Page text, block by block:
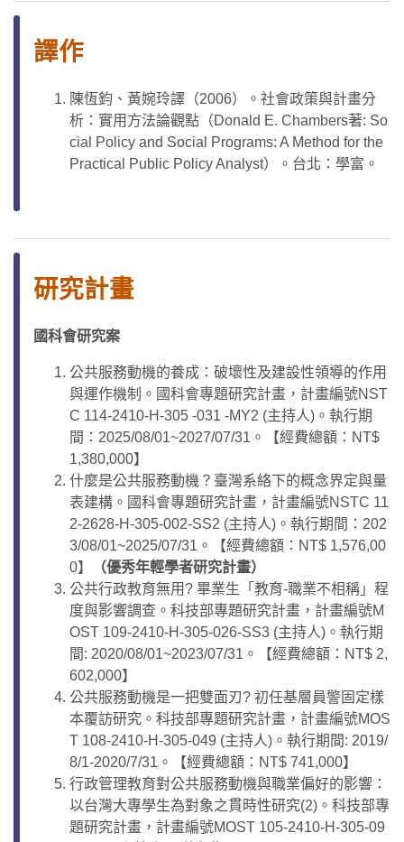
譯作
陳恆鈞、黃婉玲譯（2006）。社會政策與計畫分
析：實用方法論觀點（Donald E. Chambers著: So
cial Policy and Social Programs: A Method for the
Practical Public Policy Analyst）。台北：學富。
研究計畫
國科會研究案
公共服務動機的養成：破壞性及建設性領導的作用
與運作機制。國科會專題研究計畫，計畫編號NST
C 114-2410-H-305 -031 -MY2 (主持人)。執行期
間：2025/08/01~2027/07/31。【經費總額：NT$
1,380,000】
什麼是公共服務動機？臺灣系絡下的概念界定與量
表建構。國科會專題研究計畫，計畫編號NSTC 11
2-2628-H-305-002-SS2 (主持人)。執行期間：202
3/08/01~2025/07/31。【經費總額：NT$ 1,576,00
0】
（優秀年輕學者研究計畫）
公共行政教育無用? 畢業生「教育-職業不相稱」程
度與影響調查。科技部專題研究計畫，計畫編號M
OST 109-2410-H-305-026-SS3 (主持人)。執行期
間: 2020/08/01~2023/07/31。【經費總額：NT$ 2,
602,000】
公共服務動機是一把雙面刃? 初任基層員警固定樣
本覆訪研究。科技部專題研究計畫，計畫編號MOS
T 108-2410-H-305-049 (主持人)。執行期間: 2019/
8/1-2020/7/31。【經費總額：NT$ 741,000】
行政管理教育對公共服務動機與職業偏好的影響：
以台灣大專學生為對象之貫時性研究(2)。科技部專
題研究計畫，計畫編號MOST 105-2410-H-305-09